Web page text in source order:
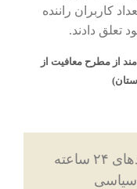
کاربران راننده
تعلق دادند.
از مطرح معافیت از
جدیدترین اخبار و مهم ترین رویدادهای ۲۴ ساعته
سیاسی